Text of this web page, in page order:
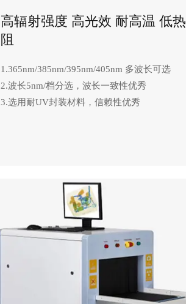
高辐射强度 高光效 耐高温 低热
阻
1.365nm/385nm/395nm/405nm 多波长可选
2.波长5nm/档分选，波长一致性优秀
3.选用耐UV封装材料，信赖性优秀